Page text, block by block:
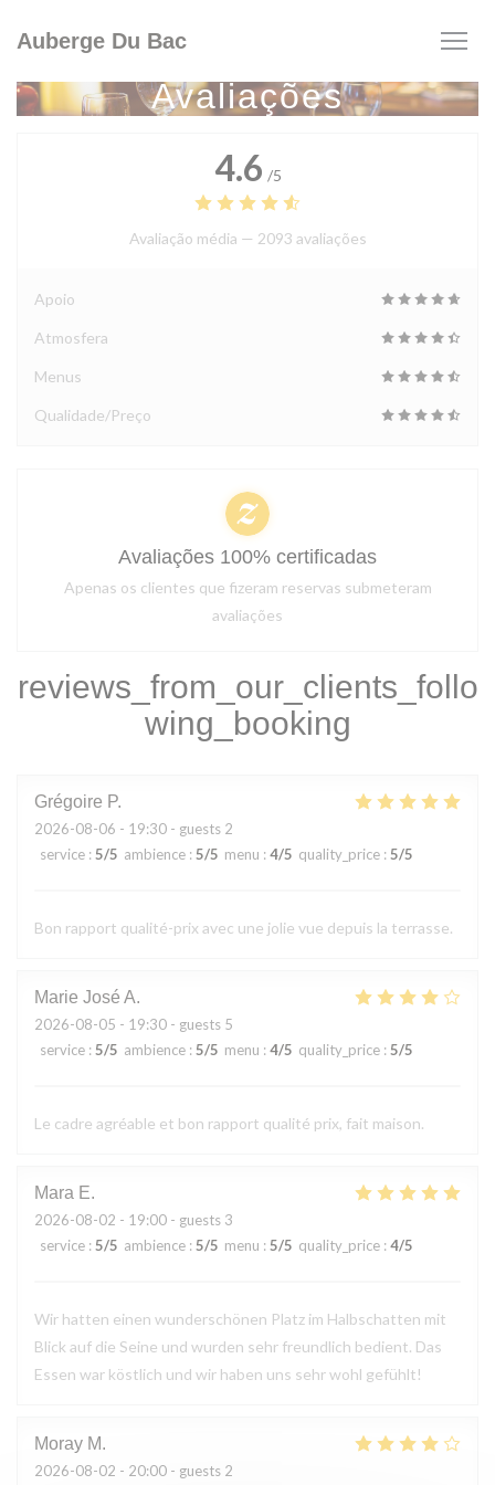
Auberge Du Bac
Avaliações
reviews_from_our_clients_follo
wing_booking
Grégoire P
2026-08-06 - 19:30 - guests 2
service : 5/5 ambience : 5/5 menu : 4/5 quality_price : 5/5
Bon rapport qualité-prix avec une jolie vue depuis la terrasse.
Marie José A
2026-08-05 - 19:30 - guests 5
service : 5/5 ambience : 5/5 menu : 4/5 quality_price : 5/5
Le cadre agréable et bon rapport qualité prix, fait maison.
Mara E
2026-08-02 - 19:00 - guests 3
service : 5/5 ambience : 5/5 menu : 5/5 quality_price : 4/5
Wir hatten einen wunderschönen Platz im Halbschatten mit
Blick auf die Seine und wurden sehr freundlich bedient. Das
Essen war köstlich und wir haben uns sehr wohl gefühlt!
Moray M
2026-08-02 - 20:00 - guests 2
4.6 /5
Avaliação média — 2093 avaliações
Apoio
Atmosfera
Menus
Qualidade/Preço
Avaliações 100% certificadas
Apenas os clientes que fizeram reservas submeteram
avaliações